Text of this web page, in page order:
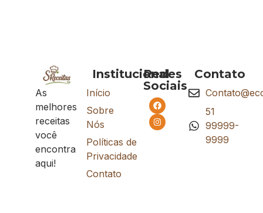
As
melhores
receitas
você
encontra
aqui!
Institucional
Início
Sobre
Nós
Políticas de
Privacidade
Contato
Redes
Sociais
Contato
51
99999-
9999